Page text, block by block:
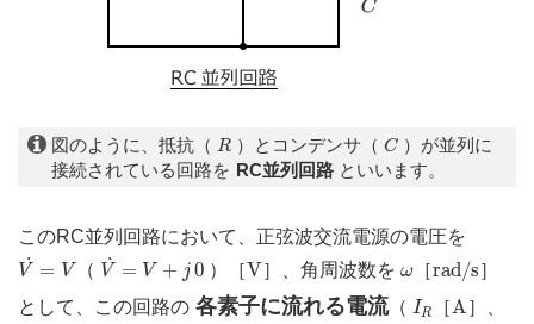
図のように、抵抗（ R
R ）とコンデンサ（ C
C）が並列に
接続されている回路を RC並列回路 といいます。
このRC並列回路において、正弦波交流電源の電圧を
˙
V = V
V˙ V
（ ˙
V = V + j0
V˙ V+j
）［V
V］、角周波数を ω
ω［rad/s
d s ］
として、この回路の 各素子に流れる電流（ IR
IR ［A
A ］、